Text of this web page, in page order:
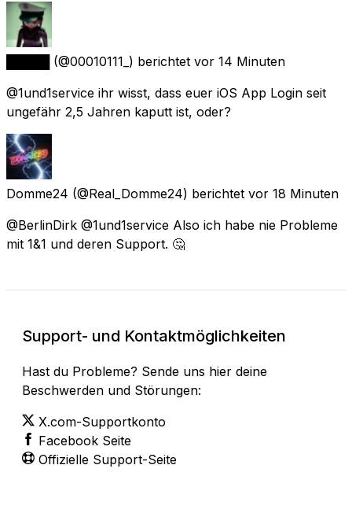
(@00010111_) berichtet vor 14 Minuten
@1und1service ihr wisst, dass euer iOS App Login seit
ungefähr 2,5 Jahren kaputt ist, oder?
Domme24 (@Real_Domme24) berichtet vor 18 Minuten
@BerlinDirk @1und1service Also ich habe nie Probleme
mit 1&1 und deren Support. 🤔
Support- und Kontaktmöglichkeiten
Hast du Probleme? Sende uns hier deine
Beschwerden und Störungen:
X.com-Supportkonto
Facebook Seite
Offizielle Support-Seite